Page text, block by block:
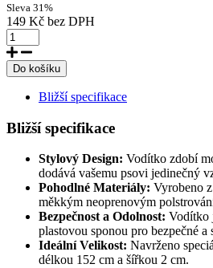
Sleva 31%
149 Kč bez DPH
Do košíku
Bližší specifikace
Bližší specifikace
Stylový Design: Vodítko zdobí
dodává vašemu psovi jedinečný
Pohodlné Materiály: Vyrobeno
měkkým neoprenovým
Bezpečnost a Odolnost: Vodítko
plastovou sponou pro bezpečné
Ideální Velikost: Navrženo
délkou 152 cm a šířkou 2 cm.